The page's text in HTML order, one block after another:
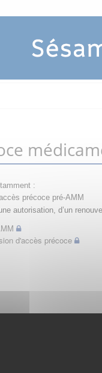
:
précoce pré-AMM
autorisation, d’un
d'accès précoce